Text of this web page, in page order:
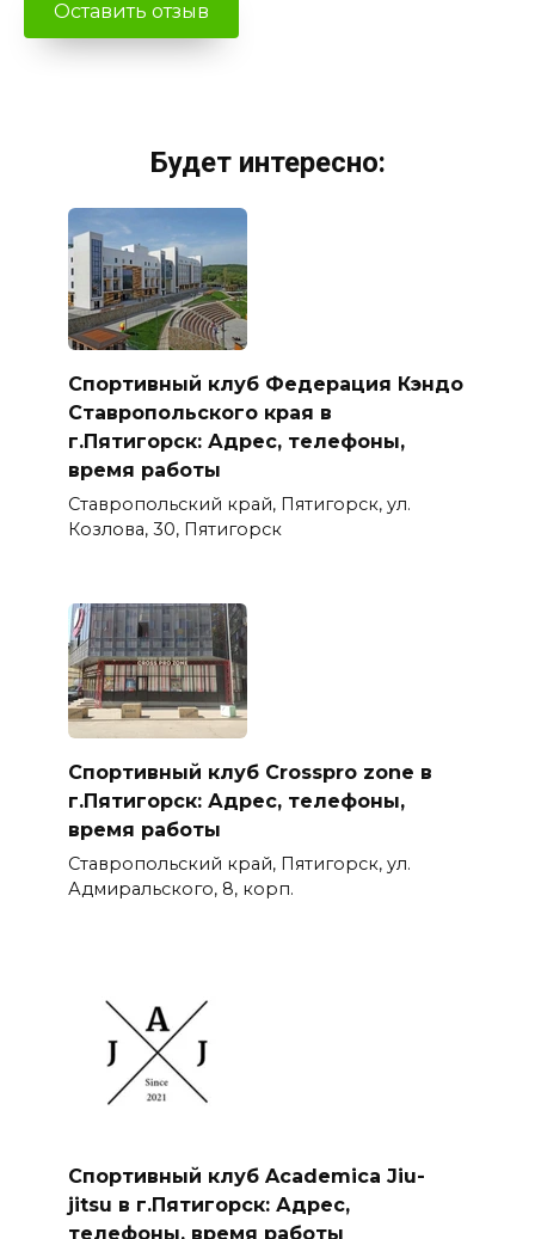
Будет интересно:
Спортивный клуб Федерация Кэндо
Ставропольского края в
г.Пятигорск: Адрес, телефоны,
время работы
Ставропольский край, Пятигорск, ул.
Козлова, 30, Пятигорск
Спортивный клуб Crosspro zone в
г.Пятигорск: Адрес, телефоны,
время работы
Ставропольский край, Пятигорск, ул.
Адмиральского, 8, корп.
Спортивный клуб Academica Jiu-
jitsu в г.Пятигорск: Адрес,
телефоны, время работы